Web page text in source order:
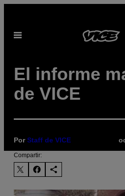
contenido
Abrir
El informe
de VICE
PorStaff de VICE
Compartir: